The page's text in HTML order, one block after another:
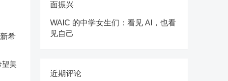
望美
面振兴
WAIC 的中学女生们：看见 AI，也看
见自己
近期评论